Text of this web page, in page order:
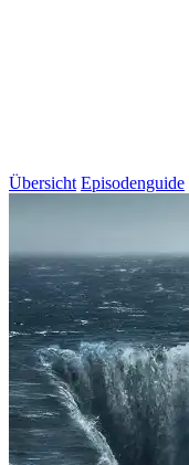
Übersicht Episodenguide